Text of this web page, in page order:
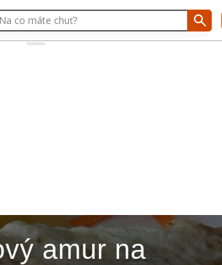
Reklama
Na co máte chuť?
amur na